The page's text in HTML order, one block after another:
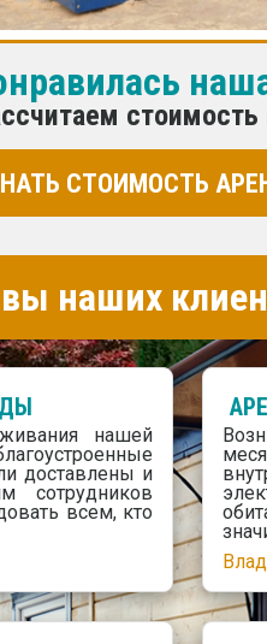
СТОИМОСТЬ
наших
нашей
доставлены и
сотрудников
всем, кто